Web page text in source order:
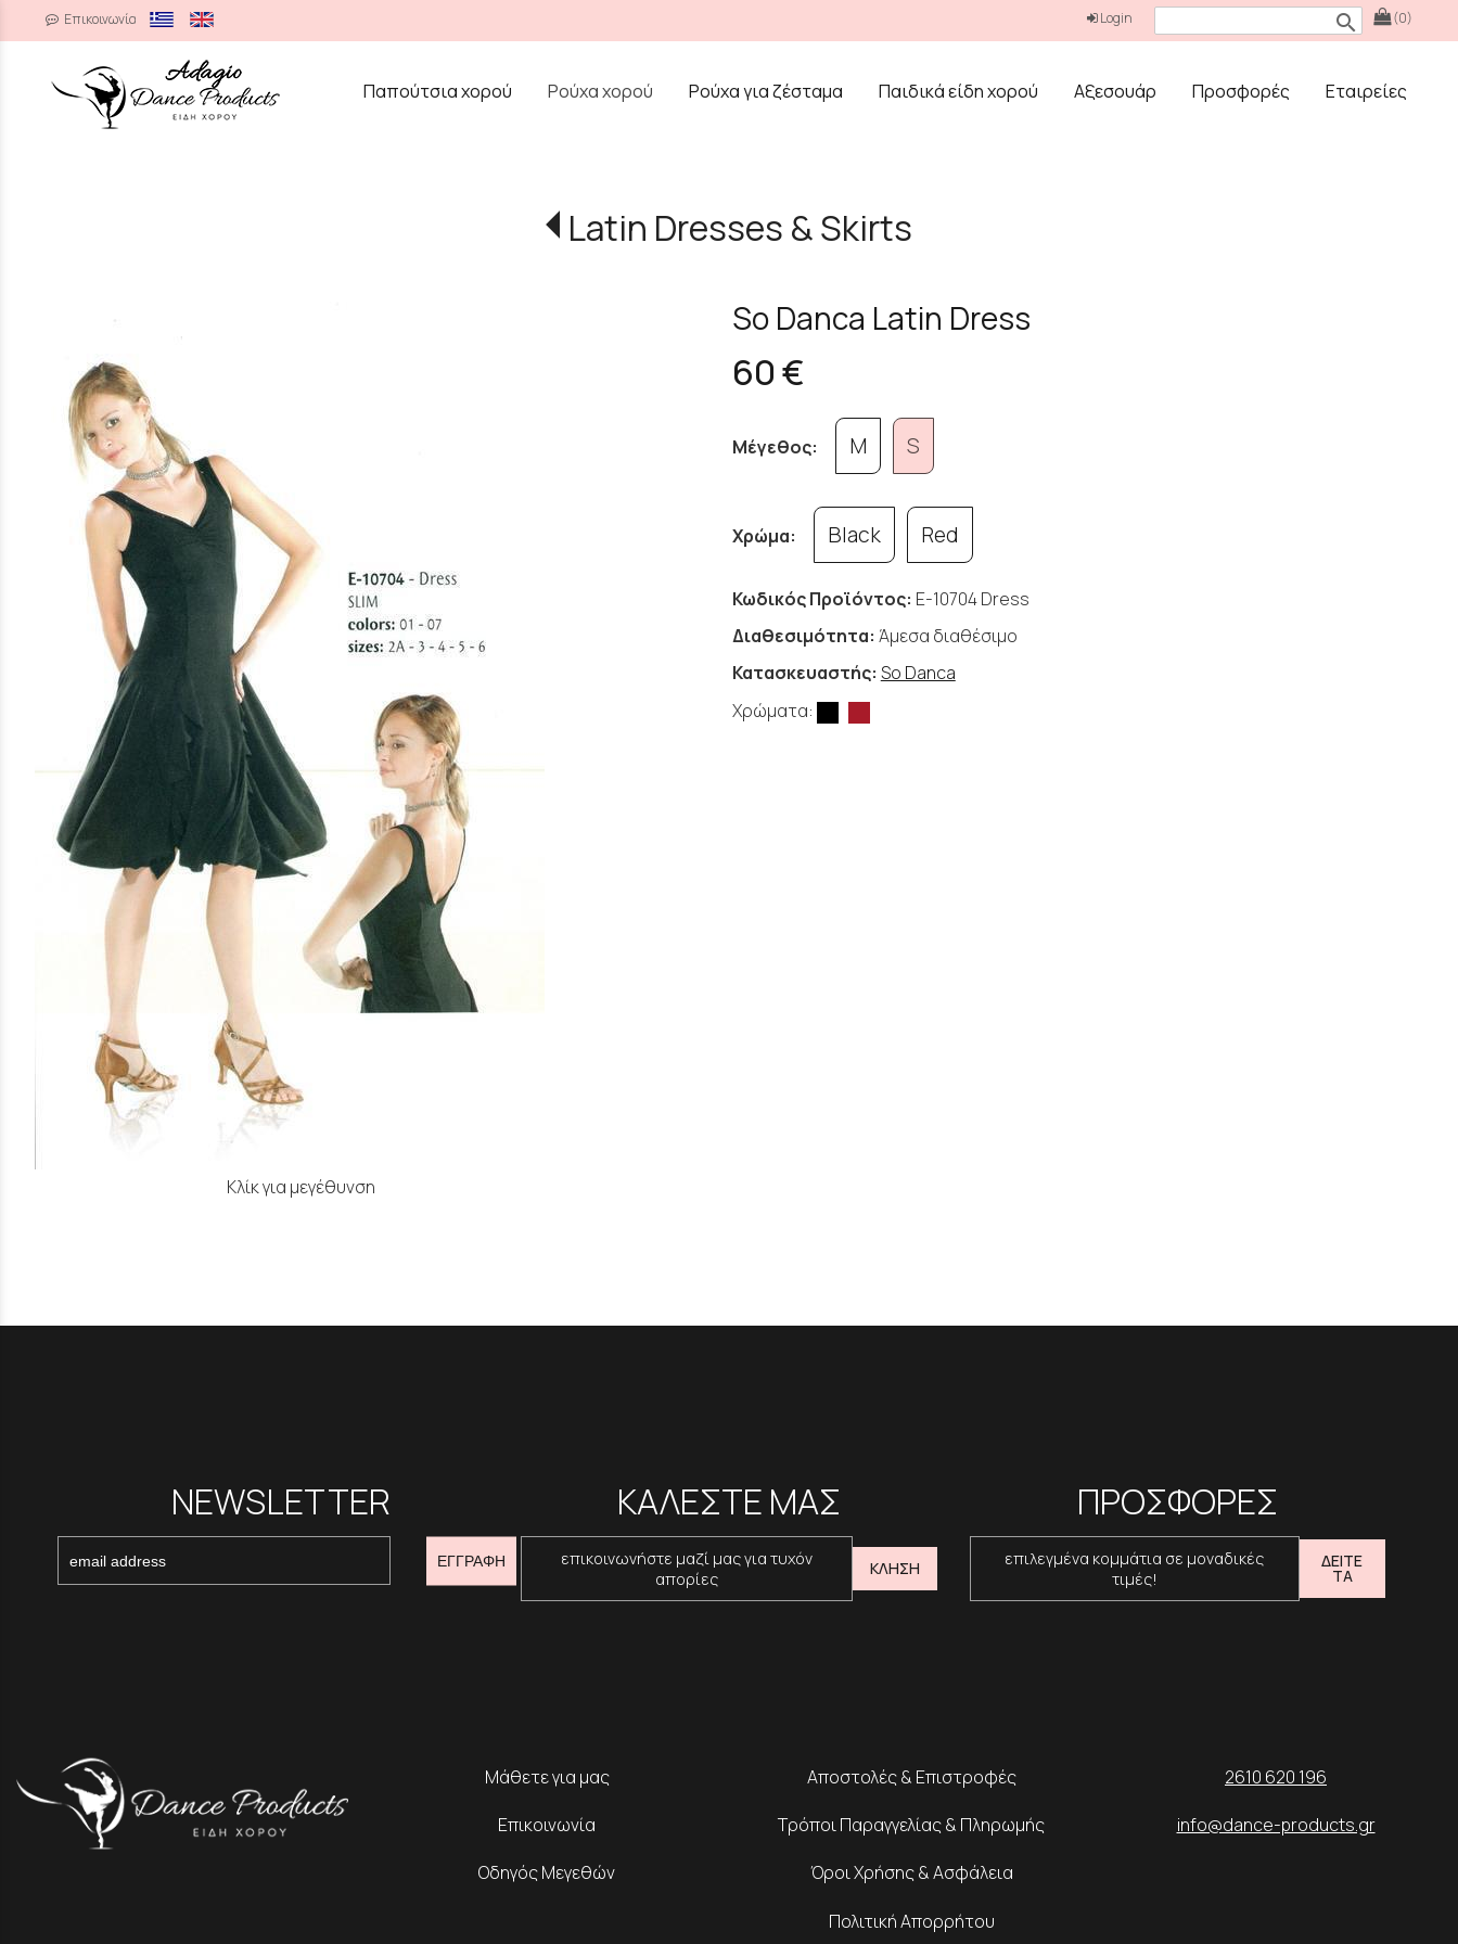
Επικοινωνία (0)
search
Login
Παπούτσια χορού
Ρούχα χορού Ρούχα για ζέσταμα Παιδικά είδη χορού Αξεσουάρ Προσφορές Εταιρείες
Latin Dresses & Skirts
Κλίκ για μεγέθυνση
So Danca Latin Dress
60 €
Μέγεθος: M S
Χρώμα: Black Red
Κωδικός Προϊόντος: E-10704 Dress
Διαθεσιμότητα: Άμεσα διαθέσιμο
Κατασκευαστής: So Danca
Χρώματα:
NEWSLETTER
ΕΓΓΡΑΦΗ
ΚΑΛΕΣΤΕ ΜΑΣ
επικοινωνήστε μαζί μας για τυχόν
απορίες
ΚΛΗΣΗ
ΠΡΟΣΦΟΡΕΣ
επιλεγμένα κομμάτια σε μοναδικές
τιμές!
ΔΕΙΤΕ
ΤΑ
Μάθετε για μας
Επικοινωνία
Οδηγός Μεγεθών
Αποστολές & Επιστροφές
Τρόποι Παραγγελίας & Πληρωμής
Όροι Χρήσης & Ασφάλεια
Πολιτική Απορρήτου
2610 620 196
info@dance-products.gr